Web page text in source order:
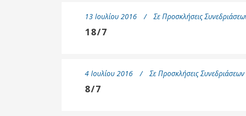
13 Ιουλίου 2016 Σε Προσκλήσεις
18/7
4 Ιουλίου 2016 Σε Προσκλήσεις
8/7